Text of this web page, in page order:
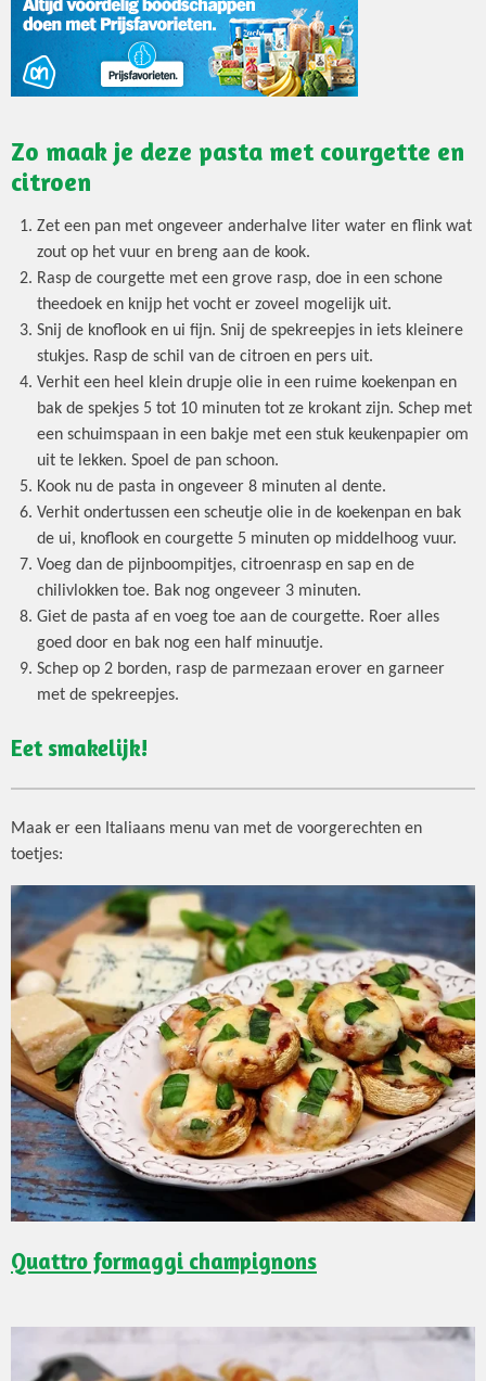
Zo maak je deze pasta met courgette en
citroen
Zet een pan met ongeveer anderhalve liter water en flink wat
zout op het vuur en breng aan de kook.
Rasp de courgette met een grove rasp, doe in een schone
theedoek en knijp het vocht er zoveel mogelijk uit.
Snij de knoflook en ui fijn. Snij de spekreepjes in iets kleinere
stukjes. Rasp de schil van de citroen en pers uit.
Verhit een heel klein drupje olie in een ruime koekenpan en
bak de spekjes 5 tot 10 minuten tot ze krokant zijn. Schep met
een schuimspaan in een bakje met een stuk keukenpapier om
uit te lekken. Spoel de pan schoon.
Kook nu de pasta in ongeveer 8 minuten al dente.
Verhit ondertussen een scheutje olie in de koekenpan en bak
de ui, knoflook en courgette 5 minuten op middelhoog vuur.
Voeg dan de pijnboompitjes, citroenrasp en sap en de
chilivlokken toe. Bak nog ongeveer 3 minuten.
Giet de pasta af en voeg toe aan de courgette. Roer alles
goed door en bak nog een half minuutje.
Schep op 2 borden, rasp de parmezaan erover en garneer
met de spekreepjes.
Eet smakelijk!
Maak er een Italiaans menu van met de voorgerechten en
toetjes:
Quattro formaggi champignons